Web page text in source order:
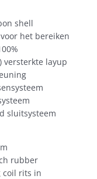
shell
het bereiken
versterkte layup
sluitsysteem
rubber
coil rits in